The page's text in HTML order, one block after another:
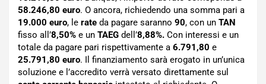
58.246,80 euro. O ancora, richiedendo una somma pari a
19.000 euro, le rate da pagare saranno 90, con un TAN
fisso all’8,50% e un TAEG dell’8,88%. Con interessi e un
totale da pagare pari rispettivamente a 6.791,80 e
25.791,80 euro. Il finanziamento sarà erogato in un’unica
soluzione e l’accredito verrà versato direttamente sul